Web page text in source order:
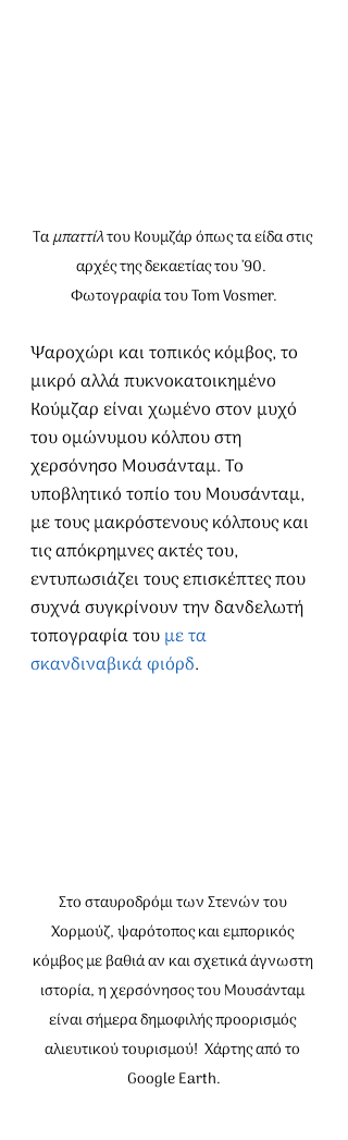
Τα μπαττίλ του Κουμζάρ όπως τα είδα στις
αρχές της δεκαετίας του ᾽90.
Φωτογραφία του Tom Vosmer.
Ψαροχώρι και τοπικός κόμβος, το
μικρό αλλά πυκνοκατοικημένο
Κούμζαρ είναι χωμένο στον μυχό
του ομώνυμου κόλπου στη
χερσόνησο Μουσάνταμ. Το
υποβλητικό τοπίο του Μουσάνταμ,
με τους μακρόστενους κόλπους και
τις απόκρημνες ακτές του,
εντυπωσιάζει τους επισκέπτες που
συχνά συγκρίνουν την δανδελωτή
τοπογραφία του με τα
σκανδιναβικά φιόρδ.
Στο σταυροδρόμι των Στενών του
Χορμούζ, ψαρότοπος και εμπορικός
κόμβος με βαθιά αν και σχετικά άγνωστη
ιστορία, η χερσόνησος του Μουσάνταμ
είναι σήμερα δημοφιλής προορισμός
αλιευτικού τουρισμού!  Χάρτης από το
Google Earth.